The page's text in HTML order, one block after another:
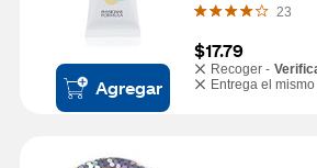
Agregar
23
$17.79
Recoger -
Entrega el